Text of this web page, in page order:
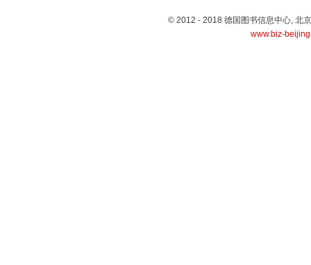
© 2012 - 2018 德国图书信息中心, 北
www.biz-